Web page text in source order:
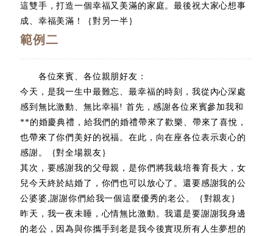
這雙手，打造一個幸福又美滿的家庭。最後祝大家心想事
成、幸福美滿！｛對另一半｝
範例二
各位來賓、各位親朋好友：
今天，是我一生中最難忘、最幸福的時刻，我從內心深處
感到無比激動、無比幸福! 首先，感謝各位來賓參加我和
**的婚慶典禮，給我們的婚禮帶來了歡樂、帶來了喜悅，
也帶來了你們美好的祝福。在此，向在座各位表示衷心的
感謝。｛對全場親友｝
其次，要感謝我的父母親，是你們將我栽培養育長大，女
兒今天終於結婚了，你們也可以放心了。還要感謝我的公
公婆婆,謝謝你們給我一個這麼優秀的老公。｛對親友｝
昨天，我一夜未睡，心情無比激動。我還是要謝謝我身邊
的老公，因為與你攜手到老是我今後實現所有人生夢想的